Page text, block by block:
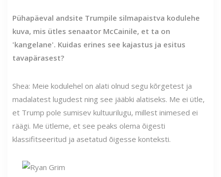
Pühapäeval andsite Trumpile silmapaistva kodulehe
kuva, mis ütles senaator McCainile, et ta on
'kangelane'. Kuidas erines see kajastus ja esitus
tavapärasest?
Shea: Meie kodulehel on alati olnud segu kõrgetest ja
madalatest lugudest ning see jääbki alatiseks. Me ei ütle,
et Trump pole sumisev kultuurilugu, millest inimesed ei
räägi. Me ütleme, et see peaks olema õigesti
klassifitseeritud ja asetatud õigesse konteksti.